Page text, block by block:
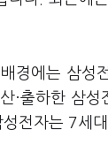
경에는 삼성
·출하한 삼
전자는 7세